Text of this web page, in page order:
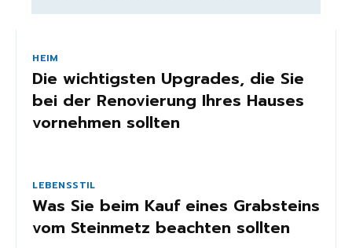
HEIM
Die wichtigsten Upgrades, die Sie
bei der Renovierung Ihres Hauses
vornehmen sollten
LEBENSSTIL
Was Sie beim Kauf eines Grabsteins
vom Steinmetz beachten sollten